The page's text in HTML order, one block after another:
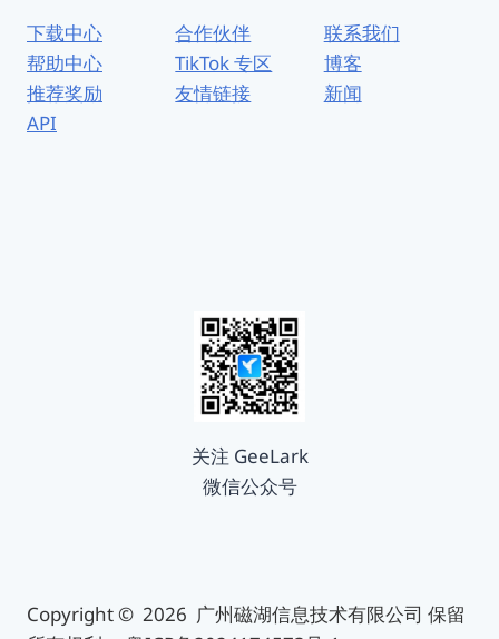
下载中心
帮助中心
推荐奖励
API
合作伙伴
TikTok 专区
友情链接
联系我们
博客
新闻
关注 GeeLark
微信公众号
Copyright © 2026 广州磁湖信息技术有限公司 保留